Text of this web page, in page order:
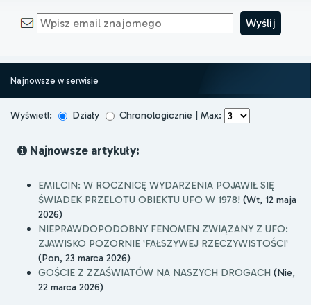
Najnowsze w serwisie
Wyświetl: Działy Chronologicznie | Max:
Najnowsze artykuły:
EMILCIN: W ROCZNICĘ WYDARZENIA POJAWIŁ SIĘ
ŚWIADEK PRZELOTU OBIEKTU UFO W 1978! (Wt, 12 maja
2026)
NIEPRAWDOPODOBNY FENOMEN ZWIĄZANY Z UFO:
ZJAWISKO POZORNIE 'FAŁSZYWEJ RZECZYWISTOŚCI'
(Pon, 23 marca 2026)
GOŚCIE Z ZZAŚWIATÓW NA NASZYCH DROGACH (Nie,
22 marca 2026)